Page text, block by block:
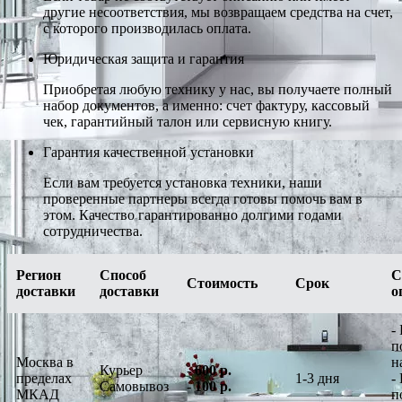
другие несоответствия, мы возвращаем средства на счет,
с которого производилась оплата.
Юридическая защита и гарантия
Приобретая любую технику у нас, вы получаете полный
набор документов, а именно: счет фактуру, кассовый
чек, гарантийный талон или сервисную книгу.
Гарантия качественной установки
Если вам требуется установка техники, наши
проверенные партнеры всегда готовы помочь вам в
этом. Качество гарантированно долгими годами
сотрудничества.
Регион
доставки
Способ
доставки
Стоимость Срок
Москва в
пределах
МКАД
Курьер
Самовывоз
-600 р.
-100 р.
1-3 дня
-
-